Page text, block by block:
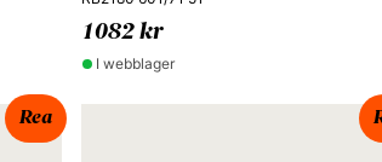
1082 kr
I webblager
Rea